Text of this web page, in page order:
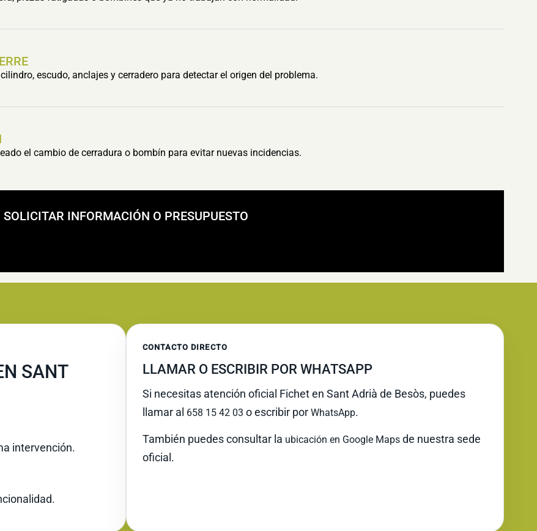
escudo, anclajes y cerradero para detectar el origen del problema.
el cambio de cerradura o bombín para evitar nuevas incidencias.
SOLICITAR INFORMACIÓN O PRESUPUESTO
SANT
intervención.
CONTACTO DIRECTO
LLAMAR O ESCRIBIR POR WHATSAPP
Si necesitas atención oficial Fichet en Sant Adrià de Besòs, puedes
llamar al 658 15 42 03 o escribir por WhatsApp.
También puedes consultar la ubicación en Google Maps de nuestra sede
oficial.